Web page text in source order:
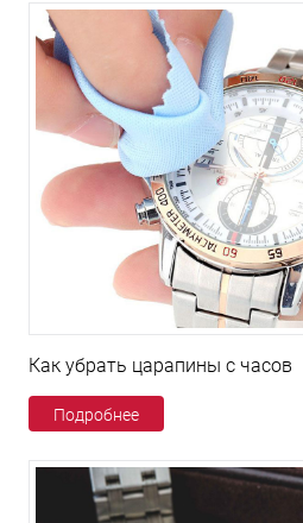
Как убрать царапины с часов
Подробнее